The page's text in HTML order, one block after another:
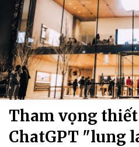
Tham vọng thiết
ChatGPT "lung